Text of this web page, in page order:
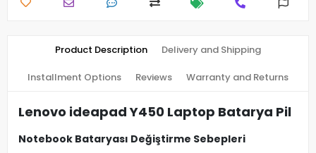
Product Description Delivery and Shipping
Installment Options Reviews Warranty and Returns
Lenovo ideapad Y450 Laptop Batarya Pil
Notebook Bataryası Değiştirme Sebepleri